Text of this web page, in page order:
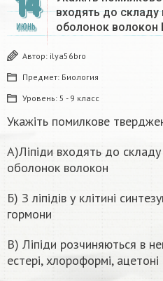
ИЮНЬ
входять до складу
оболонок волокон
Автор: ilya56bro
Предмет: Биология
Уровень: 5 - 9 класс
Укажіть помилкове
А)Ліпіди входять до
оболонок волокон
Б) З ліпідів у клітині
гормони
В) Ліпіди розчиняються в
естері, хлороформі, ацетоні